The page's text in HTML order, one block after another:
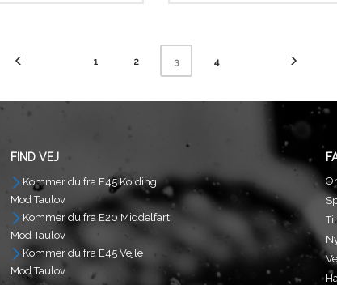
har
flere
Mulighederne
varesiden
1 2 3 4
FIND VEJ
Kommer du fra E45 Kolding
Mod Taulov
Kommer du fra E20 Middelfart
Mod Taulov
Kommer du fra E45 Vejle
Mod Taulov